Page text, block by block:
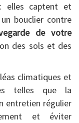
elles captent et
bouclier contre
de votre
des sols et des
climatiques et
telles que la
entretien régulier
et éviter